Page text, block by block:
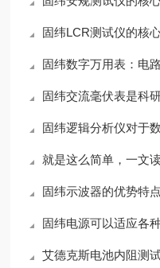
固纬LCR测试仪的核
固纬数字万用表：电
固纬交流毫伏表是科
固纬逻辑分析仪对于
就是这么简单，一文
固纬示波器的优势特
固纬电源可以适应各
艾德克斯电池内阻测